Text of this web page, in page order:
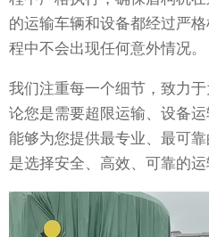
的运输车辆和设备都经过严
程中不会出现任何意外情况。
我们注重每一个细节，致力
论您是需要超限运输、设备
能够为您提供最专业、最可
是选择安全、高效、可靠的运